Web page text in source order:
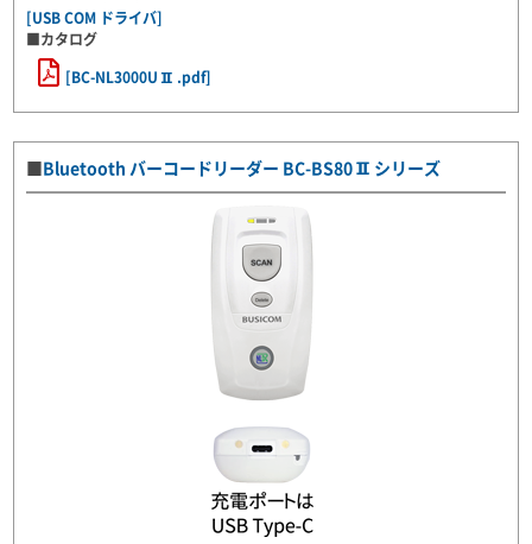
[USB COM ドライバ]
■カタログ
[BC-NL3000UⅡ.pdf]
Bluetooth バーコードリーダー BC-BS80Ⅱシリーズ